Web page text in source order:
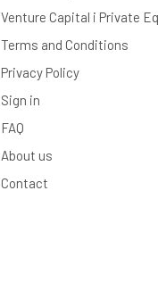
Venture Capital i Private
Terms and Conditions
Privacy Policy
Sign in
FAQ
About us
Contact